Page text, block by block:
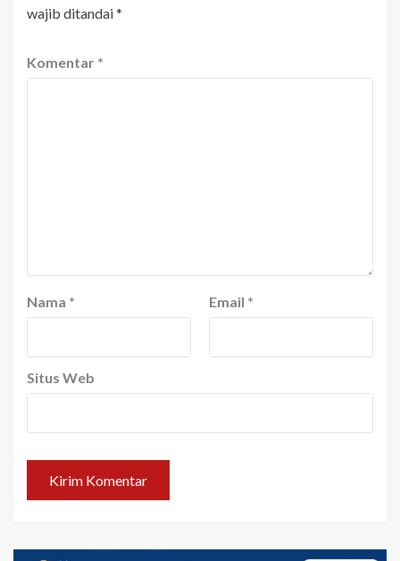
wajib ditandai*
Komentar *
Nama * Email *
Situs Web